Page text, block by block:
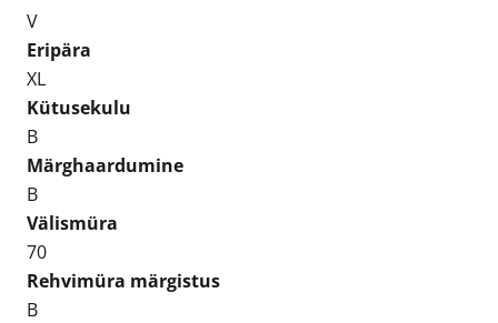
V
Eripära
XL
Kütusekulu
B
Märghaardumine
B
Välismüra
70
Rehvimüra märgistus
B